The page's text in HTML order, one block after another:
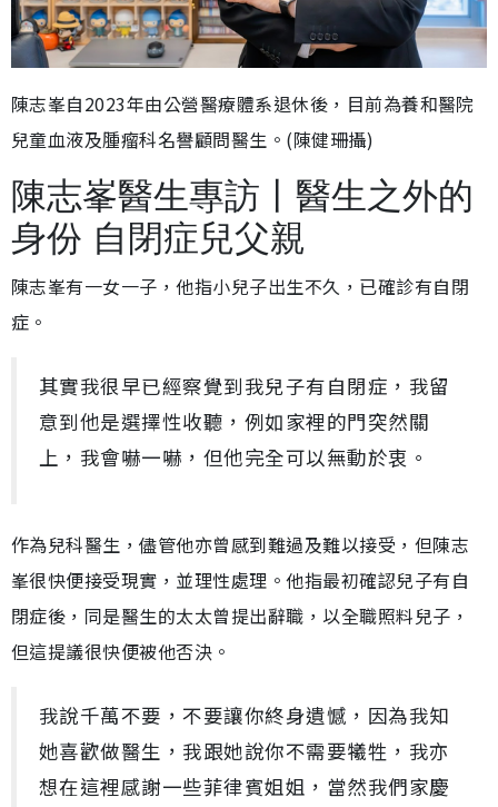
陳志峯自2023年由公營醫療體系退休後，目前為養和醫院
兒童血液及腫瘤科名譽顧問醫生。(陳健珊攝)
陳志峯醫生專訪丨醫生之外的
身份 自閉症兒父親
陳志峯有一女一子，他指小兒子出生不久，已確診有自閉
症。
其實我很早已經察覺到我兒子有自閉症，我留
意到他是選擇性收聽，例如家裡的門突然關
上，我會嚇一嚇，但他完全可以無動於衷。
作為兒科醫生，儘管他亦曾感到難過及難以接受，但陳志
峯很快便接受現實，並理性處理。他指最初確認兒子有自
閉症後，同是醫生的太太曾提出辭職，以全職照料兒子，
但這提議很快便被他否決。
我說千萬不要，不要讓你終身遺憾，因為我知
她喜歡做醫生，我跟她說你不需要犧牲，我亦
想在這裡感謝一些菲律賓姐姐，當然我們家慶